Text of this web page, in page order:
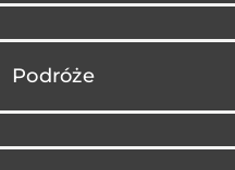
Podróże